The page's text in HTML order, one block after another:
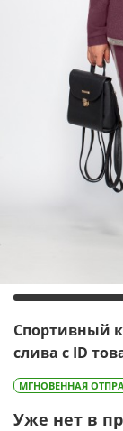
Спортивный
слива с ID
МГНОВЕННАЯ
Уже нет в